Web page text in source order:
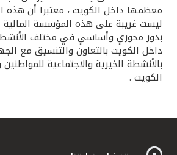
معظمها داخل الكويت ، معتبرا أن هذه
ليست غريبة على هذه المؤسسة المالية
بدور محوري وأساسي في مختلف الأنشطة
داخل الكويت بالتعاون والتنسيق مع
بالأنشطة الخيرية والاجتماعية
الكويت .